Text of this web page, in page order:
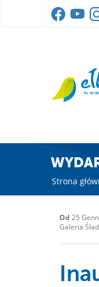
Strona
Od 25
Galeria Ślad